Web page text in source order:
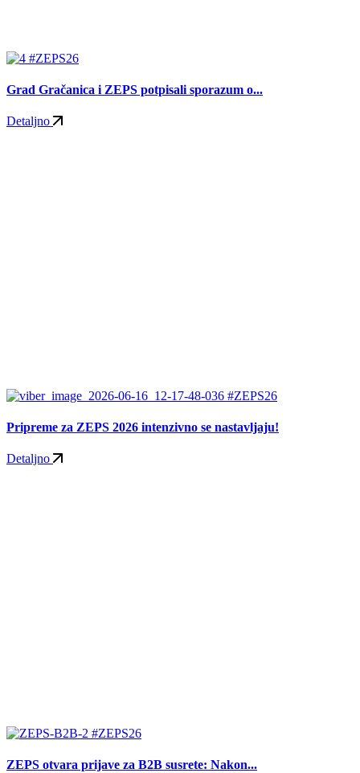
#ZEPS26
Grad Gračanica i ZEPS potpisali sporazum o...
Detaljno
#ZEPS26
Pripreme za ZEPS 2026 intenzivno se nastavljaju!
Detaljno
#ZEPS26
ZEPS otvara prijave za B2B susrete: Nakon...